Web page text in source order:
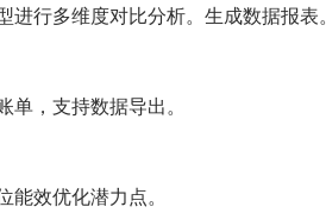
行多维度对比分析。生成数据报表。
，支持数据导出。
效优化潜力点。